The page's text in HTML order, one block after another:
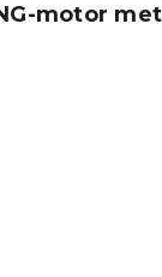
motor met